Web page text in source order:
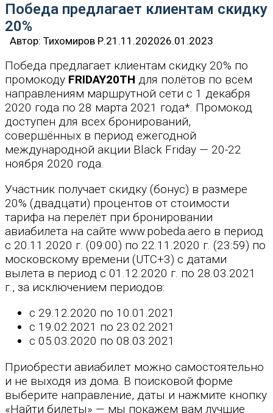
Победа предлагает клиентам скидку
20%
Автор: Тихомиров Р.21.11.202026.01.2023
Победа предлагает клиентам скидку 20% по
промокоду FRIDAY20TH для полётов по всем
направлениям маршрутной сети с 1 декабря
2020 года по 28 марта 2021 года*. Промокод
доступен для всех бронирований,
совершённых в период ежегодной
международной акции Black Friday — 20-22
ноября 2020 года.
Участник получает скидку (бонус) в размере
20% (двадцати) процентов от стоимости
тарифа на перелёт при бронировании
авиабилета на сайте www.pobeda.aero в период
с 20.11.2020 г. (09:00) по 22.11.2020 г. (23:59) по
московскому времени (UTC+3) с датами
вылета в период с 01.12.2020 г. по 28.03.2021
г., за исключением периодов:
с 29.12.2020 по 10.01.2021
с 19.02.2021 по 23.02.2021
с 05.03.2020 по 08.03.2021
Приобрести авиабилет можно самостоятельно
и не выходя из дома. В поисковой форме
выберите направление, даты и нажмите кнопку
«Найти билеты» — мы покажем вам лучшие